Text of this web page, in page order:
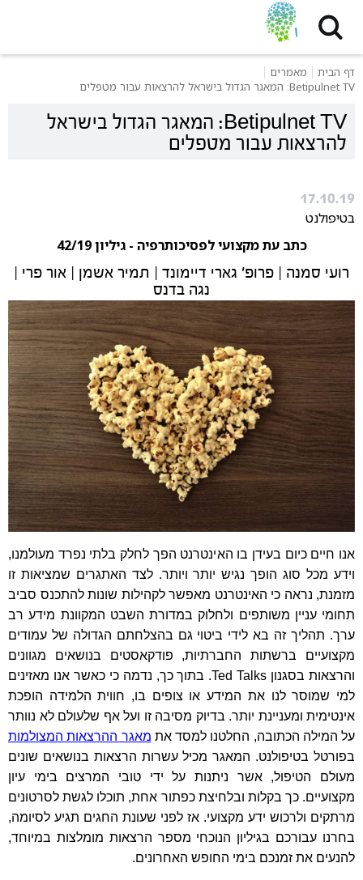
דף הבית
מאמרים
Betipulnet TV: המאגר הגדול בישראל להרצאות עבור מטפלים
Betipulnet TV: המאגר הגדול בישראל
להרצאות עבור מטפלים
17.10.19
בטיפולנט
כתב עת מקצועי לפסיכותרפיה - גיליון 42/19
רועי סמנה | פרופ' גארי דיימונד | תמיר אשמן | אור פרי |
נגה בדנס
אנו חיים כיום בעידן בו האינטרנט הפך לחלק בלתי נפרד מעולמנו,
וידע מכל סוג הופך נגיש יותר ויותר. לצד האתגרים שמציאות זו
מזמנת, נראה כי האינטרנט מאפשר לקהילות שונות להתכנס סביב
תחומי עניין משותפים ולחלוק במדורת השבט המקוונת מידע רב
ערך. תהליך זה בא לידי ביטוי גם בהצלחתם הגדולה של עמודים
מקצועיים ברשתות החברתיות, פודקאסטים בנושאים מגוונים
והרצאות בסגנון Ted Talks. בתוך כך, נדמה כי כאשר אנו מאזינים
למי שמוסר לנו את המידע או צופים בו, חווית הלמידה הופכת
אינטימית ומעניינת יותר. בדיוק מסיבה זו ועל אף שלעולם לא נוותר
על המילה הכתובה, החלטנו למסד את מאגר ההרצאות המצולמות
בפורטל בטיפולנט. המאגר מכיל עשרות הרצאות בנושאים שונים
מעולם הטיפול, אשר ניתנות על ידי טובי המרצים בימי עיון
מקצועיים. כך בקלות ובלחיצת כפתור אחת, תוכלו לגשת לסרטונים
מרתקים ולרכוש ידע מקצועי. אז לפני שעונת החגים תגיע לסיומה,
בחרנו עבורכם בגיליון הנוכחי מספר הרצאות מומלצות במיוחד,
להנעים את זמנכם בימי החופש האחרונים.